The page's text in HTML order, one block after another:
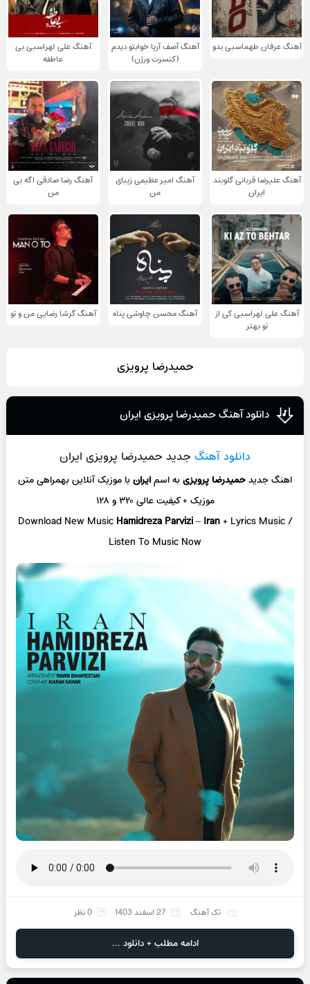
آهنگ عرفان طهماسبی بدو
آهنگ آصف آریا خوابتو دیدم
(کنسرت ورژن)
آهنگ علی لهراسبی بی
عاطفه
آهنگ علیرضا قربانی گلوبند
ایران
آهنگ امیر عظیمی زیبای
من
آهنگ رضا صادقی اگه بی
من
آهنگ علی لهراسبی کی از
تو ‌بهتر
آهنگ محسن چاوشی پناه آهنگ گرشا رضایی من و تو
حمیدرضا پرویزی
دانلود آهنگ حمیدرضا پرویزی ایران
دانلود آهنگ جدید حمیدرضا پرویزی ایران
اهنگ جدیدحمیدرضا پرویزیبه اسمایرانبا موزیک آنلاینبهمراهی متن
موزیک + کیفیت عالی ۳۲۰ و ۱۲۸
Download New Music Hamidreza Parvizi–Iran+ Lyrics Music /
Listen To Music Now
تک آهنگ 27 اسفند 1403 0 نظر
ادامه مطلب + دانلود ...